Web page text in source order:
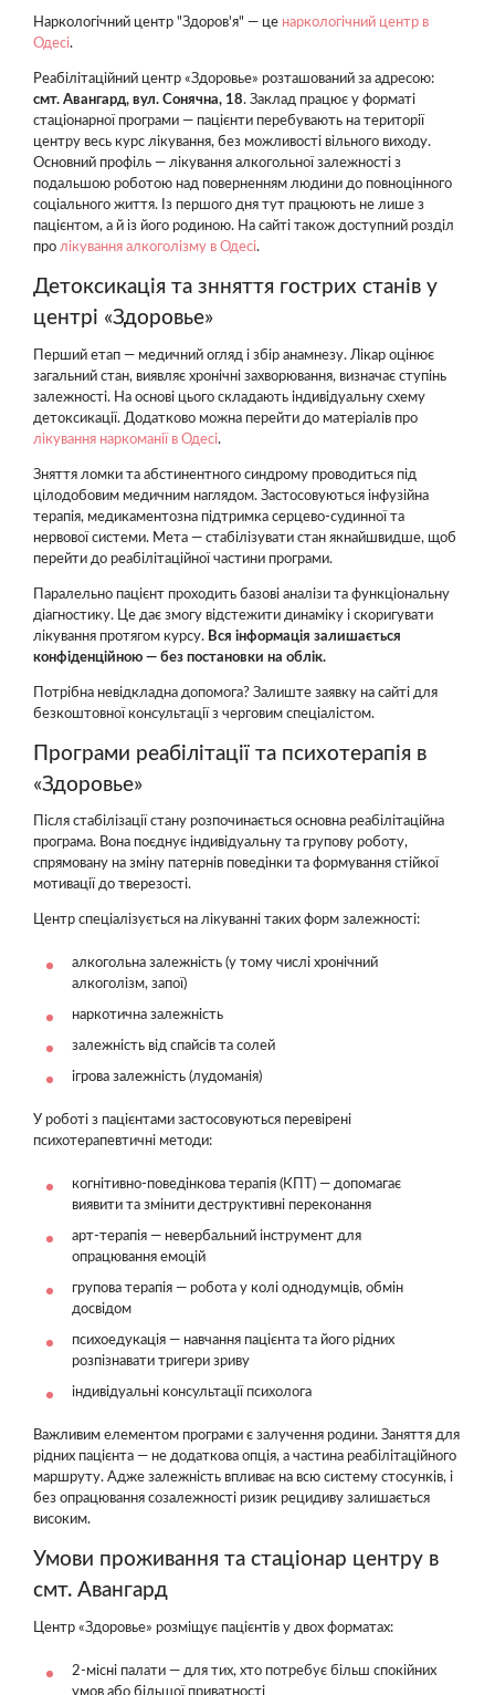
Наркологічний центр "Здоров'я" — це наркологічний центр в
Одесі.
Реабілітаційний центр «Здоровье» розташований за адресою:
смт. Авангард, вул. Сонячна, 18. Заклад працює у форматі
стаціонарної програми — пацієнти перебувають на території
центру весь курс лікування, без можливості вільного виходу.
Основний профіль — лікування алкогольної залежності з
подальшою роботою над поверненням людини до повноцінного
соціального життя. Із першого дня тут працюють не лише з
пацієнтом, а й із його родиною. На сайті також доступний розділ
про лікування алкоголізму в Одесі.
Детоксикація та знняття гострих станів у
центрі «Здоровье»
Перший етап — медичний огляд і збір анамнезу. Лікар оцінює
загальний стан, виявляє хронічні захворювання, визначає ступінь
залежності. На основі цього складають індивідуальну схему
детоксикації. Додатково можна перейти до матеріалів про
лікування наркоманії в Одесі.
Зняття ломки та абстинентного синдрому проводиться під
цілодобовим медичним наглядом. Застосовуються інфузійна
терапія, медикаментозна підтримка серцево-судинної та
нервової системи. Мета — стабілізувати стан якнайшвидше, щоб
перейти до реабілітаційної частини програми.
Паралельно пацієнт проходить базові аналізи та функціональну
діагностику. Це дає змогу відстежити динаміку і скоригувати
лікування протягом курсу. Вся інформація залишається
конфіденційною — без постановки на облік.
Потрібна невідкладна допомога? Залиште заявку на сайті для
безкоштовної консультації з черговим спеціалістом.
Програми реабілітації та психотерапія в
«Здоровье»
Після стабілізації стану розпочинається основна реабілітаційна
програма. Вона поєднує індивідуальну та групову роботу,
спрямовану на зміну патернів поведінки та формування стійкої
мотивації до тверезості.
Центр спеціалізується на лікуванні таких форм залежності:
алкогольна залежність (у тому числі хронічний
алкоголізм, запої)
наркотична залежність
залежність від спайсів та солей
ігрова залежність (лудоманія)
У роботі з пацієнтами застосовуються перевірені
психотерапевтичні методи:
когнітивно-поведінкова терапія (КПТ) — допомагає
виявити та змінити деструктивні переконання
арт-терапія — невербальний інструмент для
опрацювання емоцій
групова терапія — робота у колі однодумців, обмін
досвідом
психоедукація — навчання пацієнта та його рідних
розпізнавати тригери зриву
індивідуальні консультації психолога
Важливим елементом програми є залучення родини. Заняття для
рідних пацієнта — не додаткова опція, а частина реабілітаційного
маршруту. Адже залежність впливає на всю систему стосунків, і
без опрацювання созалежності ризик рецидиву залишається
високим.
Умови проживання та стаціонар центру в
смт. Авангард
Центр «Здоровье» розміщує пацієнтів у двох форматах:
2-місні палати — для тих, хто потребує більш спокійних
умов або більшої приватності